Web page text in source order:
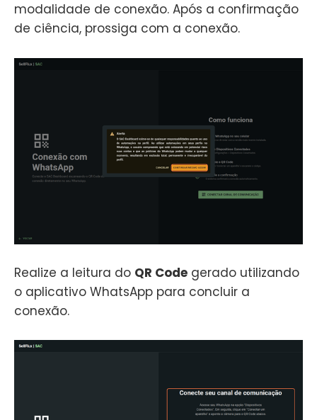
modalidade de conexão. Após a confirmação
de ciência, prossiga com a conexão.
Realize a leitura do QR Code gerado utilizando
o aplicativo WhatsApp para concluir a
conexão.